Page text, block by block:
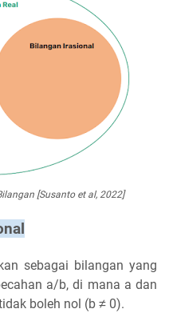
[Susanto et al, 2022]
sebagai bilangan yang
a/b, di mana a dan
boleh nol (b ≠ 0).